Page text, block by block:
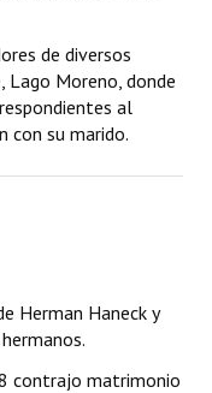
de diversos
Lago Moreno, donde
al
con su marido.
Herman Haneck y
contrajo matrimonio